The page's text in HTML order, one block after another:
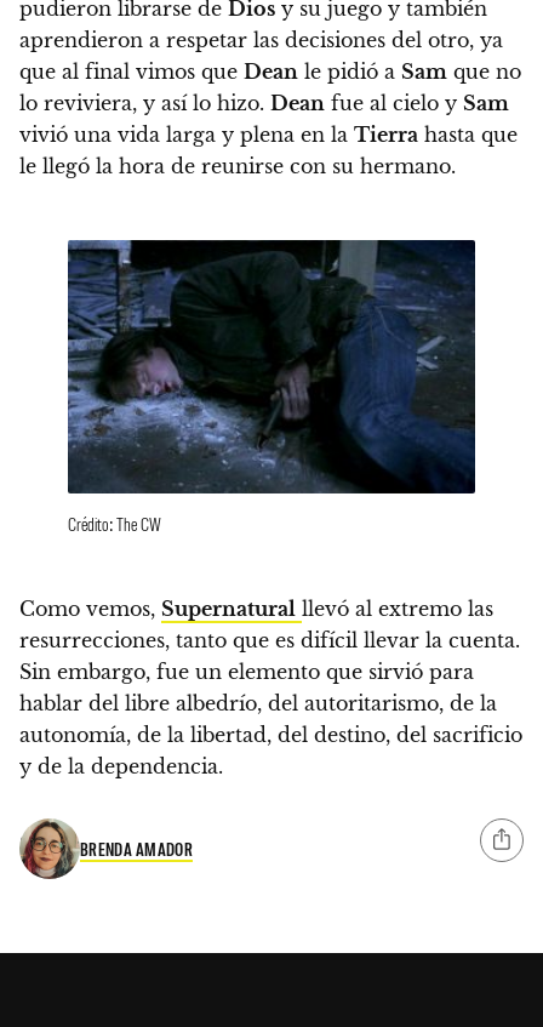
pudieron librarse de Dios y su juego y también
aprendieron a respetar las decisiones del otro, ya
que al final vimos que Dean le pidió a Sam que no
lo reviviera, y así lo hizo. Dean fue al cielo y Sam
vivió una vida larga y plena en la Tierra hasta que
le llegó la hora de reunirse con su hermano.
Crédito: The CW
Como vemos, Supernatural llevó al extremo las
resurrecciones, tanto que es difícil llevar la cuenta.
Sin embargo, fue un elemento que sirvió para
hablar del libre albedrío, del autoritarismo, de la
autonomía, de la libertad, del destino, del sacrificio
y de la dependencia.
BRENDA AMADOR